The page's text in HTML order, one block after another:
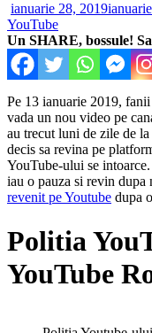
ianuarie 28, 2019
YouTube
Un SHARE, bossule!
Pe 13 ianuarie 2019,
vada un nou video pe
au trecut luni de zile de
decis sa revina pe
YouTube-ului se
iau o pauza si revin
revenit pe Youtube dupa
Politia
YouTube